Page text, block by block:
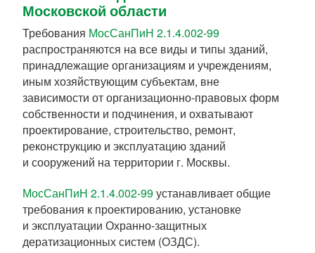
Московской области
Требования МосСанПиН 2.1.4.002-99
распространяются на все виды и типы зданий,
принадлежащие организациям и учреждениям,
иным хозяйствующим субъектам, вне
зависимости от организационно-правовых форм
собственности и подчинения, и охватывают
проектирование, строительство, ремонт,
реконструкцию и эксплуатацию зданий
и сооружений на территории г. Москвы.
МосСанПиН 2.1.4.002-99устанавливает общие
требования к проектированию, установке
и эксплуатации Охранно-защитных
дератизационных систем (ОЗДС).